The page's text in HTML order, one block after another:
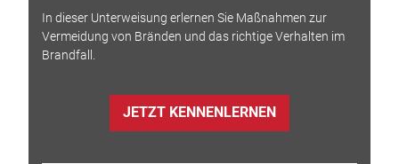
In dieser Unterweisung erlernen Sie Maßnahmen zur
Vermeidung von Bränden und das richtige Verhalten im
Brandfall.
JETZT KENNENLERNEN